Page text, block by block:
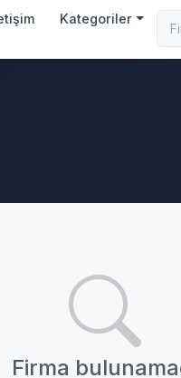
Kategoriler
Firma